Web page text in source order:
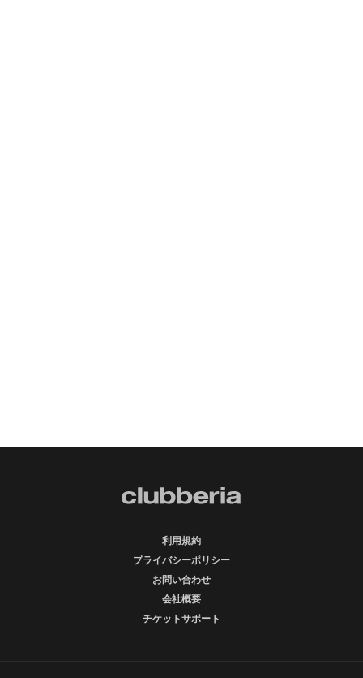
利用規約
プライバシーポリシー
お問い合わせ
会社概要
チケットサポート